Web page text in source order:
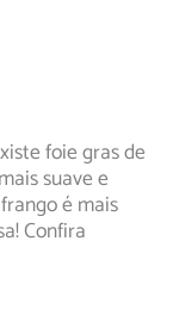
foie gras de
suave e
é mais
Confira